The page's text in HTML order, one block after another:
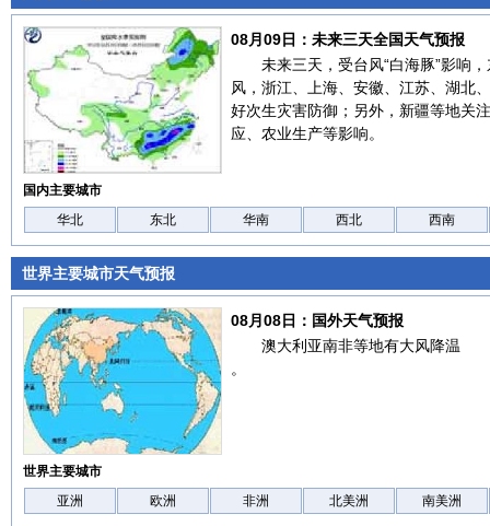
08月09日：未来三天全国天气预报
未来三天，受台风“白海豚”影响
风，浙江、上海、安徽、江苏、湖北
好次生灾害防御；另外，新疆等地关
应、农业生产等影响。
国内主要城市
华北
东北 华南 西北 西南
世界主要城市天气预报
08月08日：国外天气预报
澳大利亚南非等地有大风降温
。
世界主要城市
亚洲
欧洲 非洲 北美洲 南美洲